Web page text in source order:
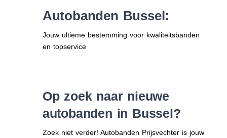
Autobanden Bussel:
Jouw ultieme bestemming voor kwaliteitsbanden
en topservice
Op zoek naar nieuwe
autobanden in Bussel?
Zoek niet verder! Autobanden Prijsvechter is jouw